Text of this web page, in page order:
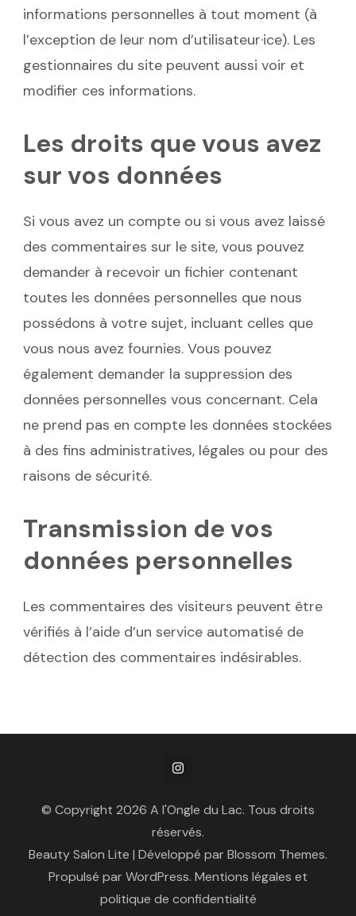
informations personnelles à tout moment (à
l’exception de leur nom d’utilisateur·ice). Les
gestionnaires du site peuvent aussi voir et
modifier ces informations.
Les droits que vous avez
sur vos données
Si vous avez un compte ou si vous avez laissé
des commentaires sur le site, vous pouvez
demander à recevoir un fichier contenant
toutes les données personnelles que nous
possédons à votre sujet, incluant celles que
vous nous avez fournies. Vous pouvez
également demander la suppression des
données personnelles vous concernant. Cela
ne prend pas en compte les données stockées
à des fins administratives, légales ou pour des
raisons de sécurité.
Transmission de vos
données personnelles
Les commentaires des visiteurs peuvent être
vérifiés à l’aide d’un service automatisé de
détection des commentaires indésirables.
© Copyright 2026 A l'Ongle du Lac. Tous droits
réservés.
Beauty Salon Lite | Développé par Blossom Themes.
Propulsé par WordPress. Mentions légales et
politique de confidentialité